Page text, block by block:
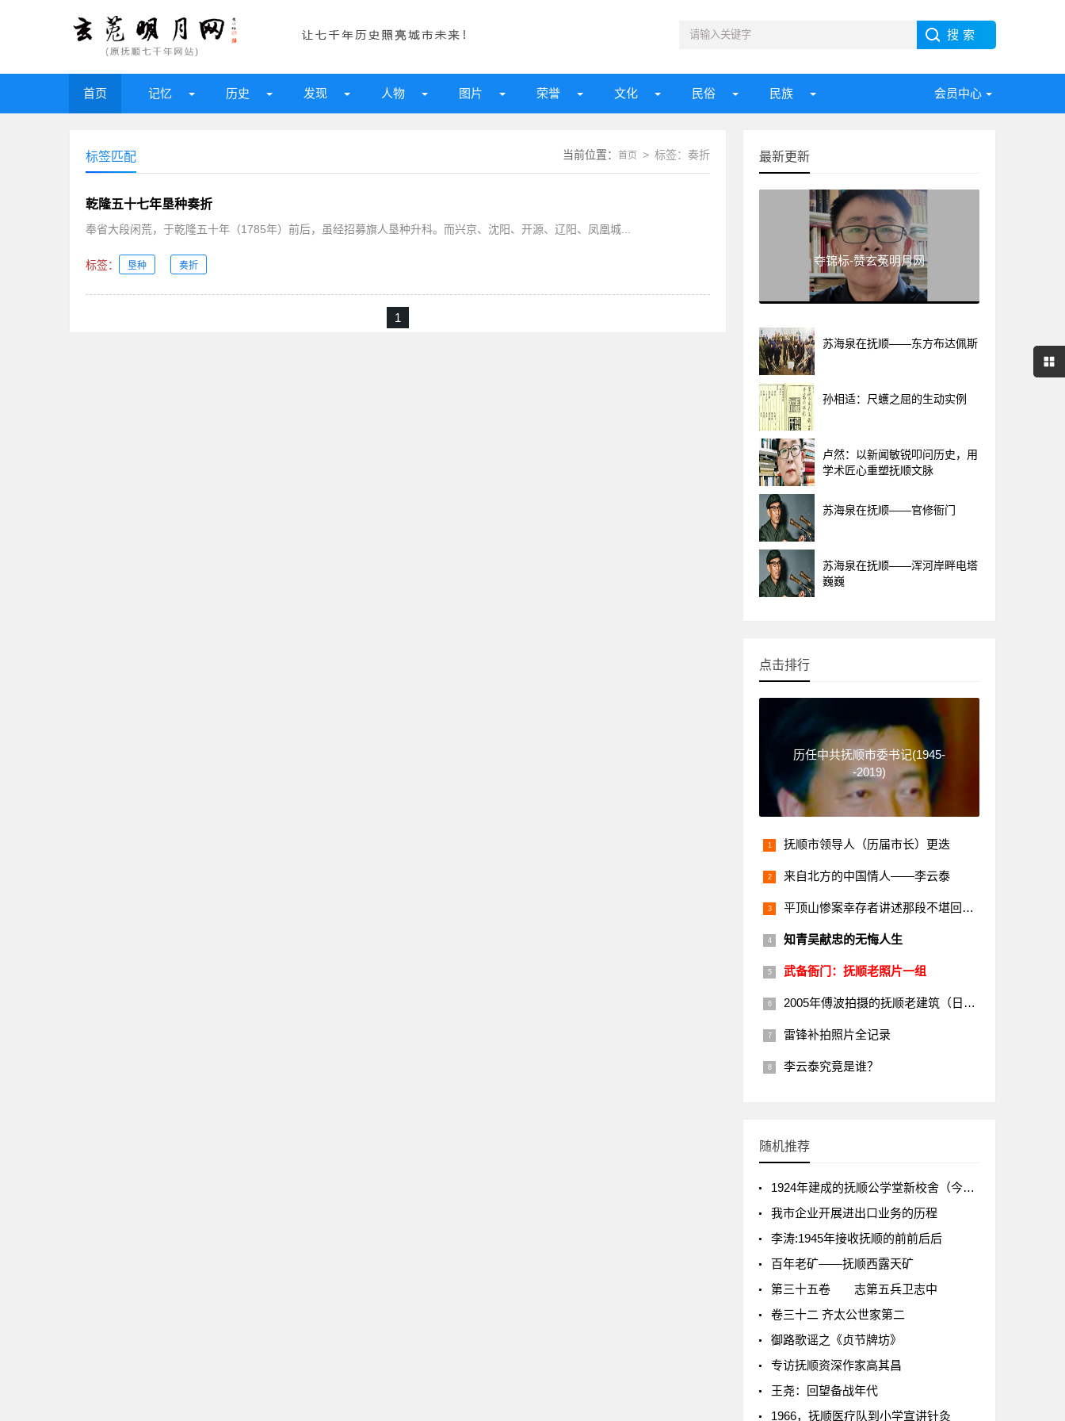
首页 记忆 历史 发现 人物 图片 荣誉 文化 民俗 民族 会员中心
当前位置： 首页 > 标签：奏折
标签匹配
乾隆五十七年垦种奏折
奉省大段闲荒，于乾隆五十年（1785年）前后，虽经招募旗人垦种升科。而兴京、沈阳、开源、辽阳、凤凰城...
标签： 垦种 奏折
1
最新更新
夺锦标-赞玄菟明月网
苏海泉在抚顺——东方布达佩斯
孙相适：尺蠖之屈的生动实例
卢然：以新闻敏锐叩问历史，用
学术匠心重塑抚顺文脉
苏海泉在抚顺——官修衙门
苏海泉在抚顺——浑河岸畔电塔
巍巍
点击排行
历任中共抚顺市委书记(1945-
-2019)
抚顺市领导人（历届市长）更迭
来自北方的中国情人——李云泰
平顶山惨案幸存者讲述那段不堪回首的历史
知青吴献忠的无悔人生
武备衙门：抚顺老照片一组
2005年傅波拍摄的抚顺老建筑（日本楼）
雷锋补拍照片全记录
李云泰究竟是谁？
随机推荐
1924年建成的抚顺公学堂新校舍（今西十路育才中学）
我市企业开展进出口业务的历程
李涛:1945年接收抚顺的前前后后
百年老矿——抚顺西露天矿
第三十五卷 志第五兵卫志中
卷三十二 齐太公世家第二
御路歌谣之《贞节牌坊》
专访抚顺资深作家高其昌
王尧：回望备战年代
1966，抚顺医疗队到小学宣讲针灸